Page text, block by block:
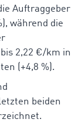
Auftraggeber
während die
2,22 €/km in
(+4,8 %).
beiden